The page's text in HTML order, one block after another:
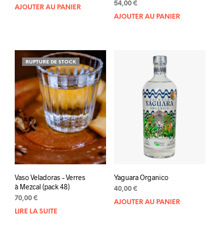
AJOUTER AU PANIER
54,00 €
AJOUTER AU PANIER
RUPTURE DE STOCK
Vaso Veladoras – Verres
à Mezcal (pack 48)
70,00 €
LIRE LA SUITE
Yaguara Organico
40,00 €
AJOUTER AU PANIER